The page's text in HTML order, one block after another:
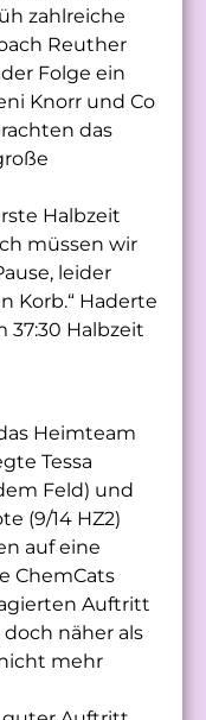
zahlreiche
Reuther
der Folge ein
Knorr und Co
das
Halbzeit
müssen wir
leider
Korb.“ Haderte
37:30 Halbzeit
Heimteam
Tessa
Feld) und
(9/14 HZ2)
auf eine
ChemCats
Auftritt
näher als
mehr